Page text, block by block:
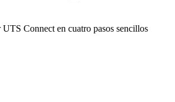
UTS Connect en cuatro pasos sencillos